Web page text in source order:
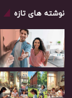
نوشته های تازه